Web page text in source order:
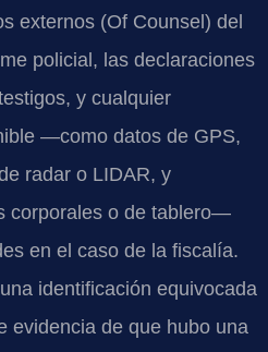
externos (Of Counsel) del
policial, las declaraciones
y cualquier
—como datos de GPS,
radar o LIDAR, y
corporales o de tablero—
en el caso de la fiscalía.
identificación equivocada
evidencia de que hubo una